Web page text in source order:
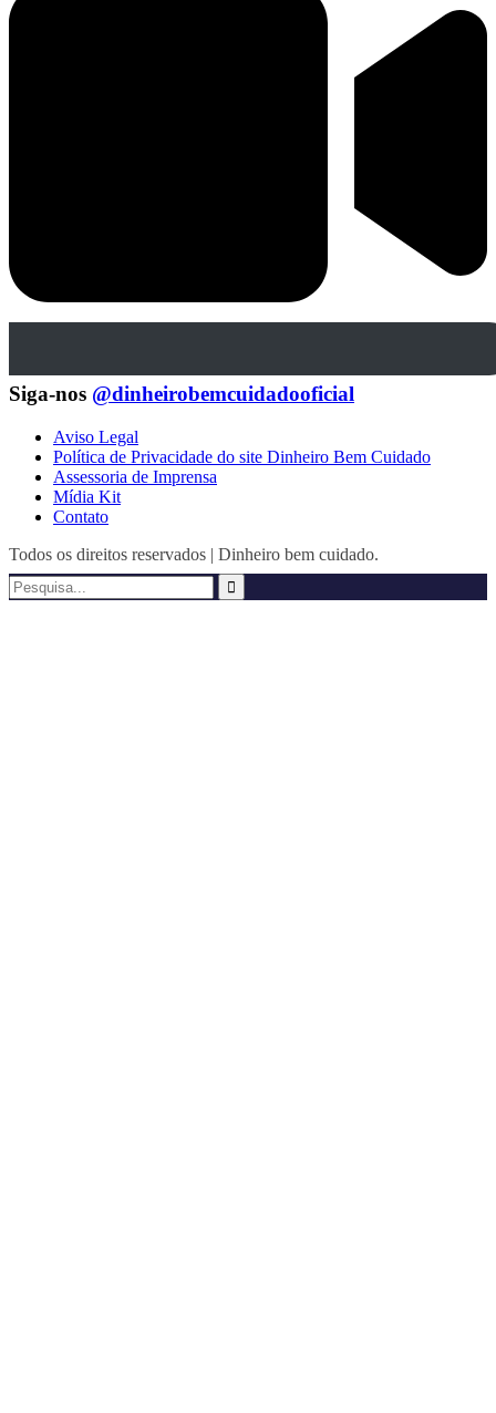
Siga-nos @dinheirobemcuidadooficial
Aviso Legal
Política de Privacidade do site Dinheiro Bem Cuidado
Assessoria de Imprensa
Mídia Kit
Contato
Todos os direitos reservados | Dinheiro bem cuidado.